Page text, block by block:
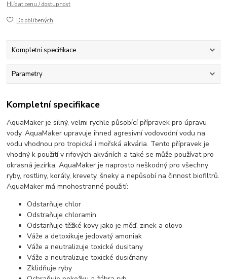
Hlídat cenu / dostupnost
Do oblíbených
Kompletní specifikace
Parametry
Kompletní specifikace
AquaMaker je silný, velmi rychle působící přípravek pro úpravu
vody. AquaMaker upravuje ihned agresivní vodovodní vodu na
vodu vhodnou pro tropická i mořská akvária. Tento přípravek je
vhodný k použití v rifových akváriích a také se může používat pro
okrasná jezírka. AquaMaker je naprosto neškodný pro všechny
ryby, rostliny, korály, krevety, šneky a nepůsobí na činnost biofiltrů.
AquaMaker má mnohostranné použití:
Odstarňuje chlor
Odstraňuje chloramin
Odstarňuje těžké kovy jako je měď, zinek a olovo
Váže a detoxikuje jedovatý amoniak
Váže a neutralizuje toxické dusitany
Váže a neutralizuje toxické dusičnany
Zklidňuje ryby